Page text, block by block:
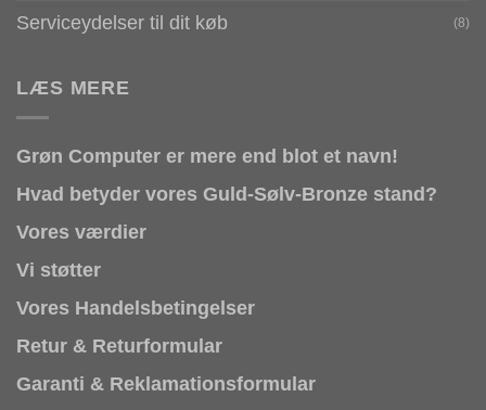
Serviceydelser til dit køb (8)
LÆS MERE
Grøn Computer er mere end blot et navn!
Hvad betyder vores Guld-Sølv-Bronze stand?
Vores værdier
Vi støtter
Vores Handelsbetingelser
Retur & Returformular
Garanti & Reklamationsformular